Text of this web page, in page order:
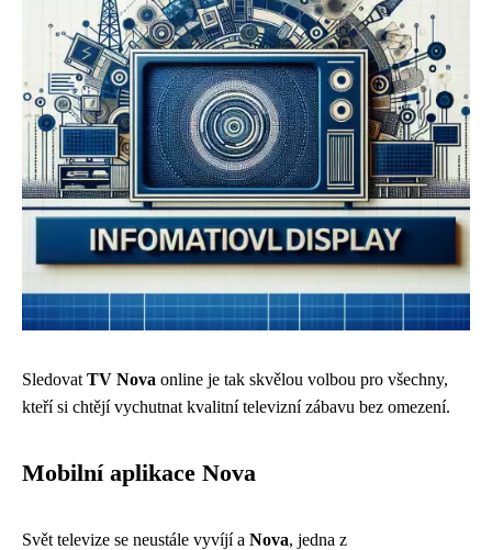
Sledovat TV Nova online je tak skvělou volbou pro všechny,
kteří si chtějí vychutnat kvalitní televizní zábavu bez omezení.
Mobilní aplikace Nova
Svět televize se neustále vyvíjí a Nova, jedna z